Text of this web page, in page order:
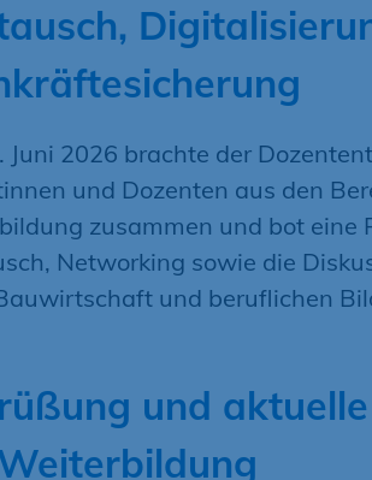
Juni 2026 brachte der
und Dozenten aus den
zusammen und bot eine
Networking sowie die
und beruflichen
und